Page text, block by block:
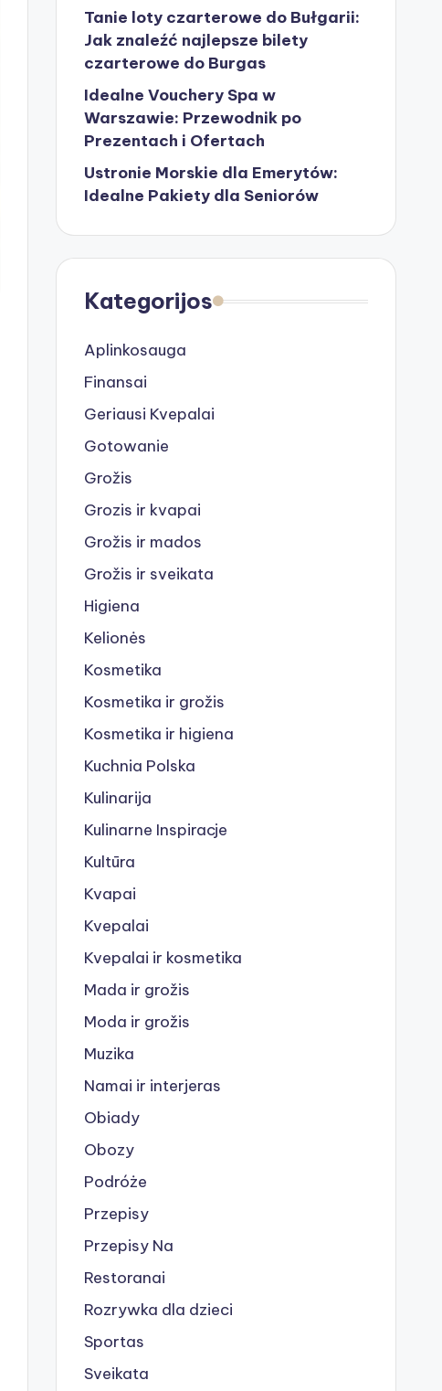
Tanie loty czarterowe do Bułgarii:
Jak znaleźć najlepsze bilety
czarterowe do Burgas
Idealne Vouchery Spa w
Warszawie: Przewodnik po
Prezentach i Ofertach
Ustronie Morskie dla Emerytów:
Idealne Pakiety dla Seniorów
Kategorijos
Aplinkosauga
Finansai
Geriausi Kvepalai
Gotowanie
Grožis
Grozis ir kvapai
Grožis ir mados
Grožis ir sveikata
Higiena
Kelionės
Kosmetika
Kosmetika ir grožis
Kosmetika ir higiena
Kuchnia Polska
Kulinarija
Kulinarne Inspiracje
Kultūra
Kvapai
Kvepalai
Kvepalai ir kosmetika
Mada ir grožis
Moda ir grožis
Muzika
Namai ir interjeras
Obiady
Obozy
Podróże
Przepisy
Przepisy Na
Restoranai
Rozrywka dla dzieci
Sportas
Sveikata